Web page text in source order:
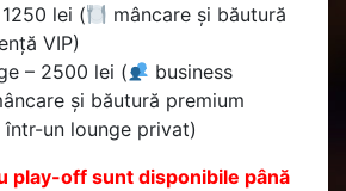
lei (
mâncare și băutură
VIP)
– 2500 lei (
business
și băutură premium
într-un lounge privat)
play-off sunt disponibile până